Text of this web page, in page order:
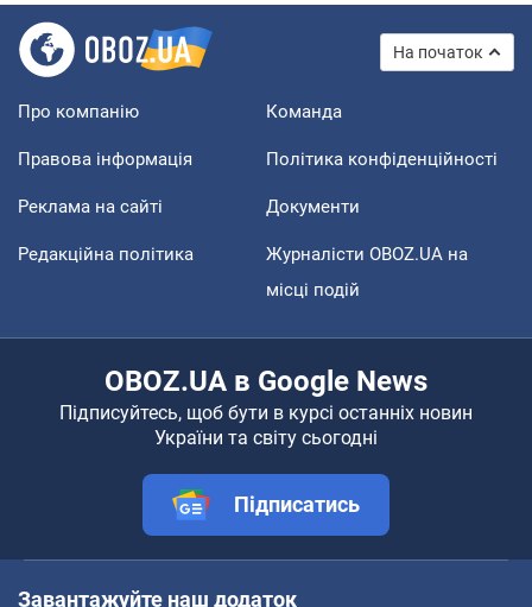
На початок
Про компанію Команда
Правова інформація Політика конфіденційності
Реклама на сайті Документи
Редакційна політика
Журналісти OBOZ.UA на
місці подій
OBOZ.UA в Google News
Підписуйтесь, щоб бути в курсі останніх новин
України та світу сьогодні
Підписатись
Завантажуйте наш додаток